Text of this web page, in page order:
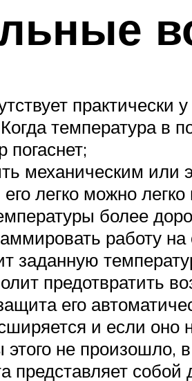
практически
температура в
погаснет;
механическим
легко можно
более
работу
заданную
предотвратить
его
и если оно
не произошло,
представляет